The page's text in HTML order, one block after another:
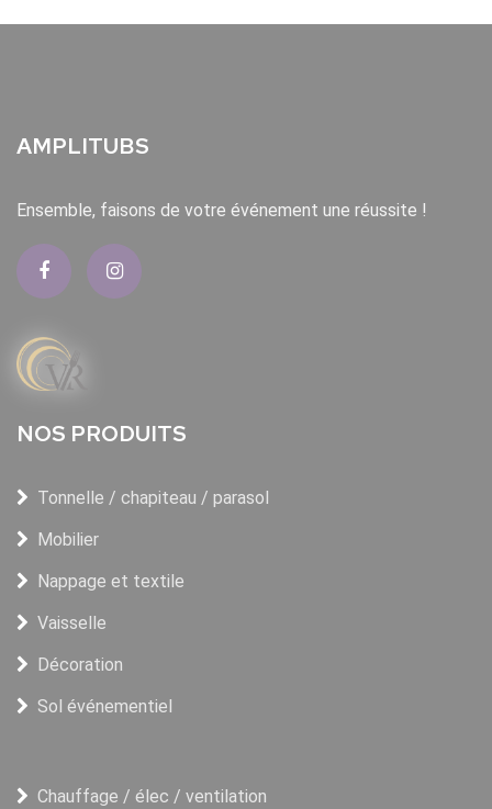
AMPLITUBS
Ensemble, faisons de votre événement une réussite !
NOS PRODUITS
Tonnelle / chapiteau / parasol
Mobilier
Nappage et textile
Vaisselle
Décoration
Sol événementiel
Chauffage / élec / ventilation